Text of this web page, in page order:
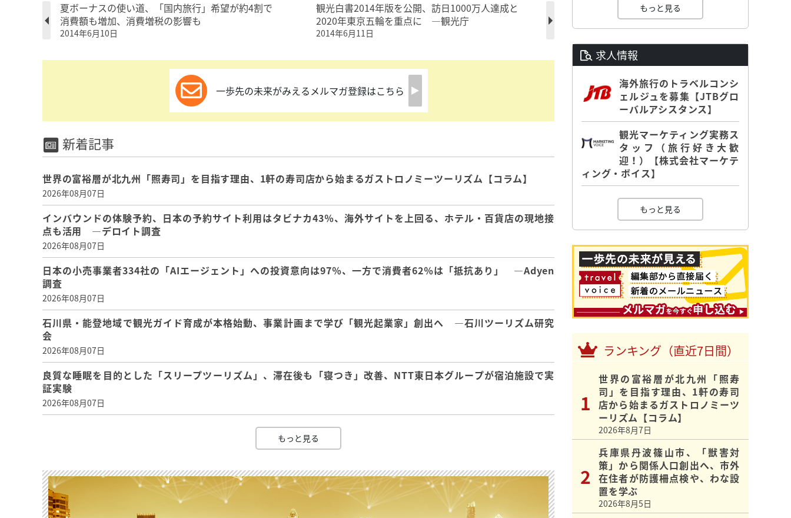
夏ボーナスの使い道、「国内旅行」希望が約4割で
消費額も増加、消費増税の影響も
2014年6月10日
観光白書2014年版を公開、訪日1000万人達成と
2020年東京五輪を重点に ―観光庁
2014年6月11日
一歩先の未来がみえるメルマガ登録はこちら
新着記事
世界の富裕層が北九州「照寿司」を目指す理由、1軒の寿司店から始まるガストロノミーツーリズム【コラム】
2026年08月07日
インバウンドの体験予約、日本の予約サイト利用はタビナカ43％、海外サイトを上回る、ホテル・百貨店の現地接
点も活用 ―デロイト調査
2026年08月07日
日本の小売事業者334社の「AIエージェント」への投資意向は97％、一方で消費者62％は「抵抗あり」 ―Adyen
調査
2026年08月07日
石川県・能登地域で観光ガイド育成が本格始動、事業計画まで学び「観光起業家」創出へ ―石川ツーリズム研究
会
2026年08月07日
良質な睡眠を目的とした「スリープツーリズム」、滞在後も「寝つき」改善、NTT東日本グループが宿泊施設で実
証実験
2026年08月07日
もっと見る
もっと見る
求人情報
海外旅行のトラベルコンシ
ェルジュを募集【JTBグロ
ーバルアシスタンス】
観光マーケティング実務ス
タッフ（旅行好き大歓
迎！）【株式会社マーケテ
ィング・ボイス】
もっと見る
ランキング（直近7日間）
世界の富裕層が北九州「照寿
司」を目指す理由、1軒の寿司
店から始まるガストロノミーツ
ーリズム【コラム】
2026年8月7日
兵庫県丹波篠山市、「獣害対
策」から関係人口創出へ、市外
在住者が防護柵点検や、わな設
置を学ぶ
2026年8月5日